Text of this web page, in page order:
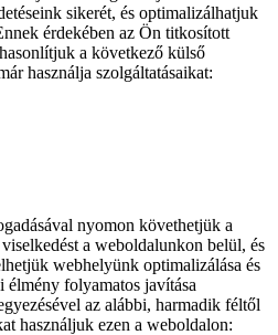
sikerét, és optimalizálhatjuk
érdekében az Ön titkosított
a következő külső
használja szolgáltatásaikat:
nyomon követhetjük a
a weboldalunkon belül, és
webhelyünk optimalizálása és
élmény folyamatos javítása
az alábbi, harmadik féltől
használjuk ezen a weboldalon: